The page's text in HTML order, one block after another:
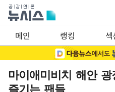
메인 랭킹 섹
마이애미비치 해안 광
즐기는 팬들